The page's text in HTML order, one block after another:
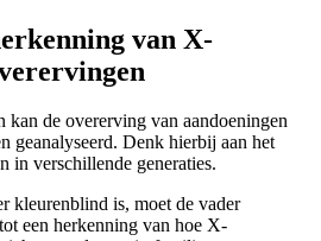
van X-
kan de overerving van aandoeningen
geanalyseerd. Denk hierbij aan het
in verschillende generaties.
kleurenblind is, moet de vader
een herkenning van hoe X-